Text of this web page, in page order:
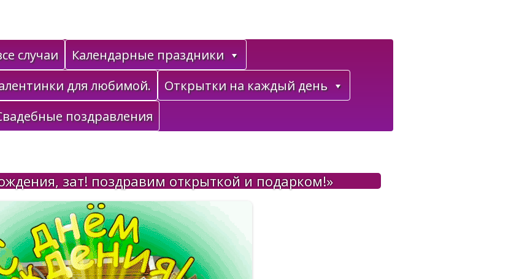
случаи
Календарные праздники
для любимой.
Открытки на каждый день
поздравления
зат! поздравим открыткой и подарком!»